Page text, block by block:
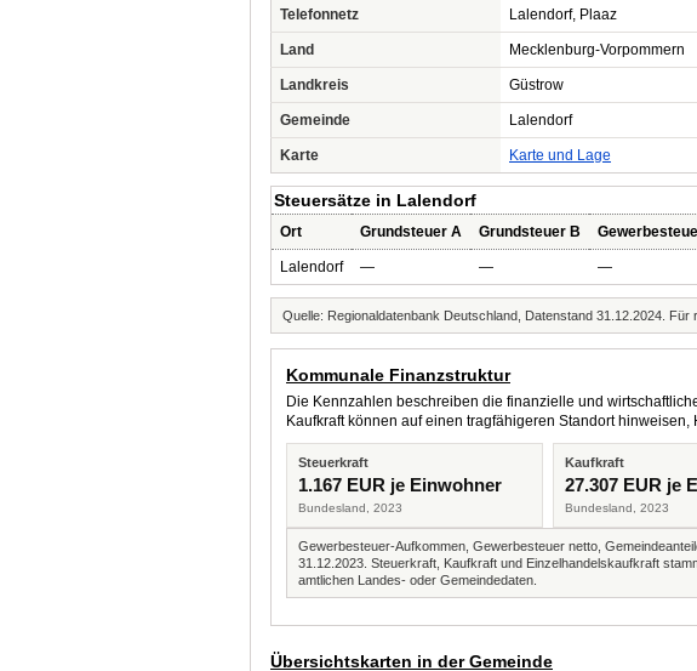
Telefonnetz Lalendorf, Plaaz
Land Mecklenburg-Vorpommern
Landkreis Güstrow
Gemeinde Lalendorf
Karte Karte und Lage
Steuersätze in Lalendorf
Ort Grundsteuer A Grundsteuer B
Lalendorf — — —
Quelle: Regionaldatenbank Deutschland, Datenstand 31.12.2024.
Kommunale Finanzstruktur
Die Kennzahlen beschreiben die finanzielle und
Kaufkraft können auf einen tragfähigeren Standort
Steuerkraft
1.167 EUR je Einwohner
Bundesland, 2023
Kaufkraft
27.307 EUR je
Bundesland, 2023
Gewerbesteuer-Aufkommen, Gewerbesteuer netto,
31.12.2023. Steuerkraft, Kaufkraft und Einzelhandelskaufkraft
amtlichen Landes- oder Gemeindedaten.
Übersichtskarten in der Gemeinde